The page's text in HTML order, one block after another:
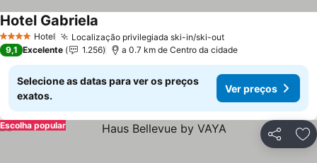
4 EstrelasHotel Localização privilegiada ski-in/ski-out
Hotel Gabriela
9,1 Excelente 1.256 a 0.7 km de Centro da cidade
Selecione as datas para ver os preços
exatos.
Ver preços
Partilhar
Escolha popular